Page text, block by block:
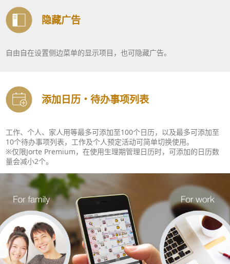
隐藏广告
自由自在设置侧边菜单的显示项目，也可隐藏广告。
添加日历・待办事项列表
工作、个人、家人用等最多可添加至100个日历，以及最多可添加至
10个待办事项列表，工作及个人预定活动可简单切换使用。
※仅限Jorte Premium，在使用生理期管理日历时，可添加的日历数
量会减小2个。